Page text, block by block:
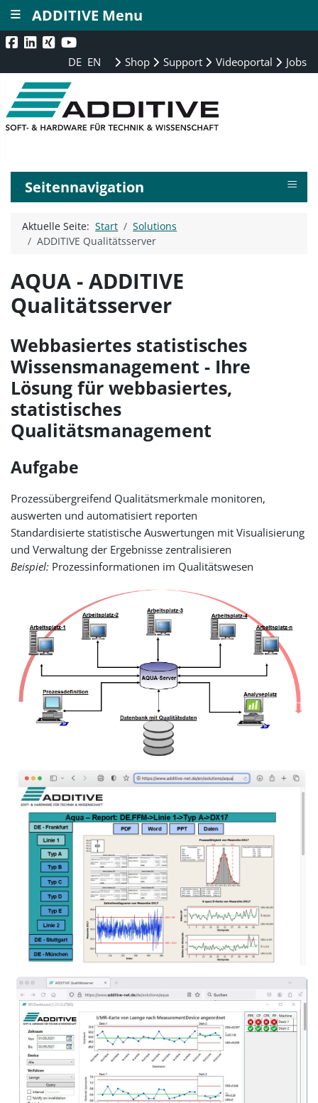
DE EN Shop Support Videoportal Jobs
Seitennavigation ≡
Aktuelle Seite:Start
Solutions
ADDITIVE Qualitätsserver
AQUA - ADDITIVE
Qualitätsserver
Webbasiertes statistisches
Wissensmanagement - Ihre
Lösung für webbasiertes,
statistisches
Qualitätsmanagement
Aufgabe
Prozessübergreifend Qualitätsmerkmale monitoren,
auswerten und automatisiert reporten
Standardisierte statistische Auswertungen mit Visualisierung
und Verwaltung der Ergebnisse zentralisieren
Beispiel: Prozessinformationen im Qualitätswesen
ADDITIVE Menu
≡